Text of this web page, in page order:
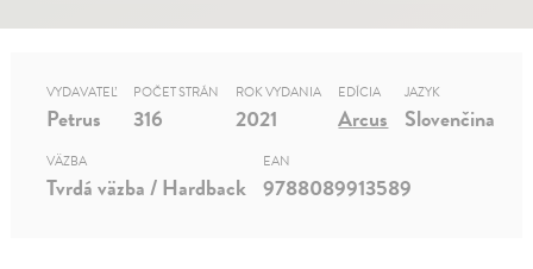
VYDAVATEĽ
Petrus
POČET STRÁN
316
ROK VYDANIA
2021
EDÍCIA
Arcus
JAZYK
Slovenčina
VÄZBA
Tvrdá väzba / Hardback
EAN
9788089913589